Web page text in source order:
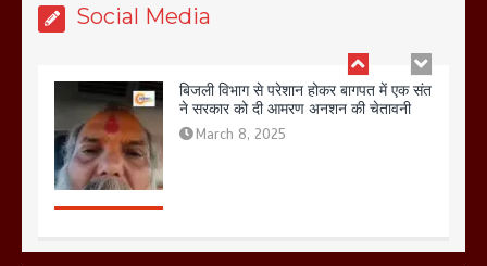
Social Mediaने सरकार को दी आमरण अनशन की चेतावनी
March 6, 2025